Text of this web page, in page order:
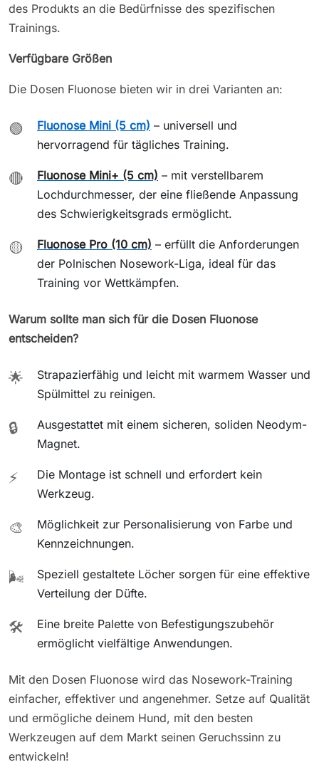
des Produkts an die Bedürfnisse des spezifischen
Trainings.
Verfügbare Größen
Die Dosen Fluonose bieten wir in drei Varianten an:
🟢 Fluonose Mini (5 cm) – universell und
hervorragend für tägliches Training.
🔴 Fluonose Mini+ (5 cm) – mit verstellbarem
Lochdurchmesser, der eine fließende Anpassung
des Schwierigkeitsgrads ermöglicht.
🟡 Fluonose Pro (10 cm) – erfüllt die Anforderungen
der Polnischen Nosework-Liga, ideal für das
Training vor Wettkämpfen.
Warum sollte man sich für die Dosen Fluonose
entscheiden?
🌟
Strapazierfähig und leicht mit warmem Wasser und
Spülmittel zu reinigen.
🔒
Ausgestattet mit einem sicheren, soliden Neodym-
Magnet.
⚡
Die Montage ist schnell und erfordert kein
Werkzeug.
🎨
Möglichkeit zur Personalisierung von Farbe und
Kennzeichnungen.
🌬️
Speziell gestaltete Löcher sorgen für eine effektive
Verteilung der Düfte.
🛠️
Eine breite Palette von Befestigungszubehör
ermöglicht vielfältige Anwendungen.
Mit den Dosen Fluonose wird das Nosework-Training
einfacher, effektiver und angenehmer. Setze auf Qualität
und ermögliche deinem Hund, mit den besten
Werkzeugen auf dem Markt seinen Geruchssinn zu
entwickeln!